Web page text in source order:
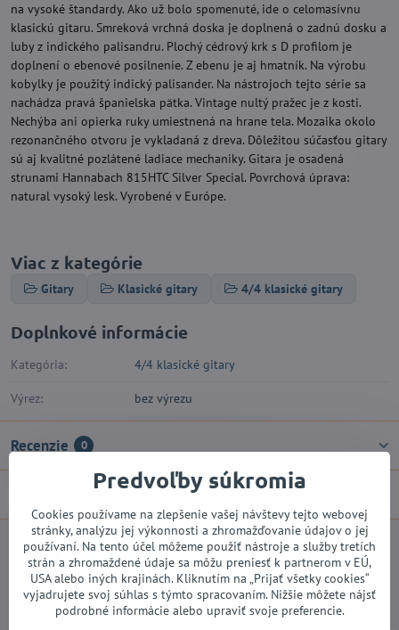
na vysoké štandardy. Ako už bolo spomenuté, ide o celomasívnu
klasickú gitaru. Smreková vrchná doska je doplnená o zadnú dosku a
luby z indického palisandru. Plochý cédrový krk s D profilom je
doplnení o ebenové posilnenie. Z ebenu je aj hmatník. Na výrobu
kobylky je použitý indický palisander. Na nástrojoch tejto série sa
nachádza pravá španielska pätka. Vintage nultý pražec je z kosti.
Nechýba ani opierka ruky umiestnená na hrane tela. Mozaika okolo
rezonančného otvoru je vykladaná z dreva. Dôležitou súčasťou gitary
sú aj kvalitné pozlátené ladiace mechaniky. Gitara je osadená
strunami Hannabach 815HTC Silver Special. Povrchová úprava:
natural vysoký lesk. Vyrobené v Európe.
Viac z kategórie
Gitary Klasické gitary 4/4 klasické gitary
Doplnkové informácie
Kategória: 4/4 klasické gitary
Výrez: bez výrezu
Recenzie 0
FacebookTwitterBlueskyPinterestReddit LinkedInWhatsApp
E-
mail
Alternatívne produkty
Predvoľby súkromia
Cookies používame na zlepšenie vašej návštevy tejto webovej
stránky, analýzu jej výkonnosti a zhromažďovanie údajov o jej
používaní. Na tento účel môžeme použiť nástroje a služby tretích
strán a zhromaždené údaje sa môžu preniesť k partnerom v EÚ,
USA alebo iných krajinách. Kliknutím na „Prijať všetky cookies“
vyjadrujete svoj súhlas s týmto spracovaním. Nižšie môžete nájsť
podrobné informácie alebo upraviť svoje preferencie.